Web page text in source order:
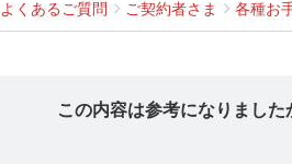
よくあるご質問 ご契約者さま 各種お
この内容は参考になりました